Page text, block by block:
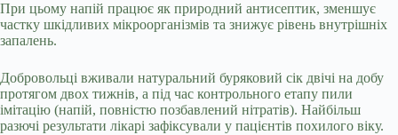
При цьому напій працює як природний антисептик, зменшує
частку шкідливих мікроорганізмів та знижує рівень внутрішніх
запалень.
Добровольці вживали натуральний буряковий сік двічі на добу
протягом двох тижнів, а під час контрольного етапу пили
імітацію (напій, повністю позбавлений нітратів). Найбільш
разючі результати лікарі зафіксували у пацієнтів похилого віку.